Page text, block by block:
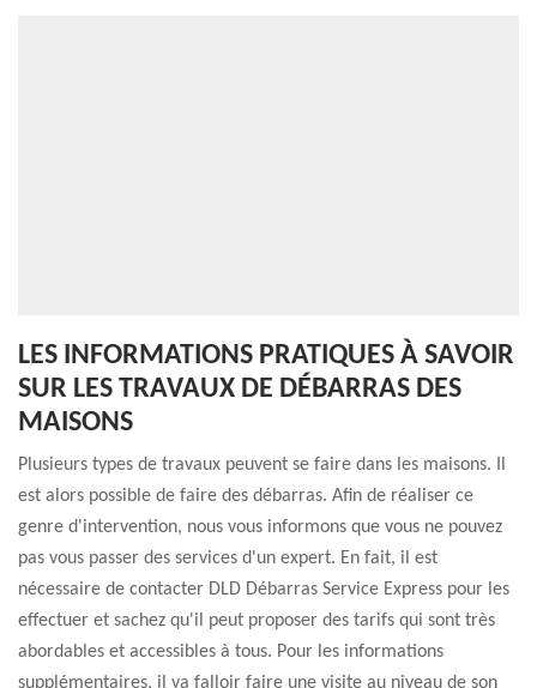
LES INFORMATIONS PRATIQUES À SAVOIR
SUR LES TRAVAUX DE DÉBARRAS DES
MAISONS
Plusieurs types de travaux peuvent se faire dans les maisons. Il
est alors possible de faire des débarras. Afin de réaliser ce
genre d'intervention, nous vous informons que vous ne pouvez
pas vous passer des services d'un expert. En fait, il est
nécessaire de contacter DLD Débarras Service Express pour les
effectuer et sachez qu'il peut proposer des tarifs qui sont très
abordables et accessibles à tous. Pour les informations
supplémentaires, il va falloir faire une visite au niveau de son